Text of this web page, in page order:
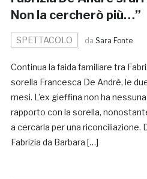
Non la cercherò più…”
SPETTACOLO da Sara Fonte
Continua la faida familiare tra
sorella Francesca De Andrè, le
mesi. L’ex gieffina non ha
rapporto con la sorella,
a cercarla per una riconciliazione.
Fabrizia da Barbara […]